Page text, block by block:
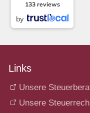
133 reviews
by
Links
Unsere
Unsere